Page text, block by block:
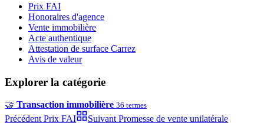
Prix FAI
Honoraires d'agence
Vente immobilière
Acte authentique
Attestation de surface Carrez
Avis de valeur
Explorer la catégorie
🤝 Transaction immobilière 36 termes
Précédent Prix FAI Suivant Promesse de vente unilatérale